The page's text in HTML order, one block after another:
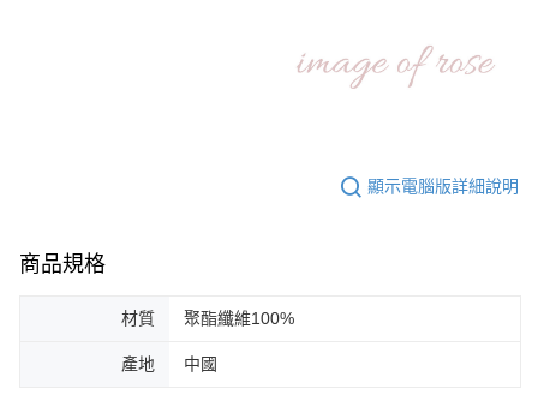
顯示電腦版詳細說明
商品規格
材質 聚酯纖維100%
產地 中國